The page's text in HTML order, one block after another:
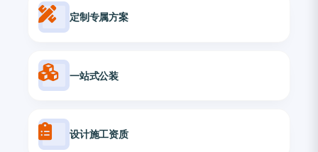
定制专属方案
一站式公装
设计施工资质